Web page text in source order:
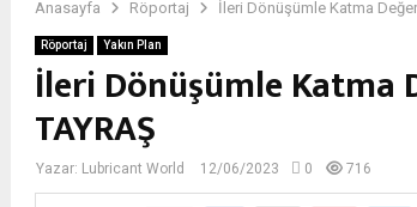
Anasayfa Röportaj İleri Dönüşümle Katma
Röportaj Yakın Plan
İleri Dönüşümle Katma
TAYRAŞ
Yazar: Lubricant World 12/06/2023 0 716